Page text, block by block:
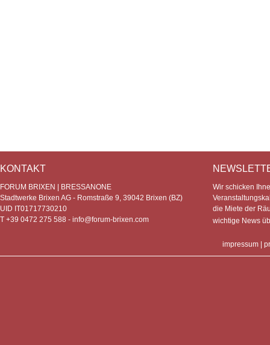
KONTAKT
FORUM BRIXEN | BRESSANONE
Stadtwerke Brixen AG - Romstraße 9, 39042 Brixen (BZ)
UID IT01717730210
T +39 0472 275 588 - info@forum-brixen.com
Wir schicken
die Miete der
wichtige News
impressum